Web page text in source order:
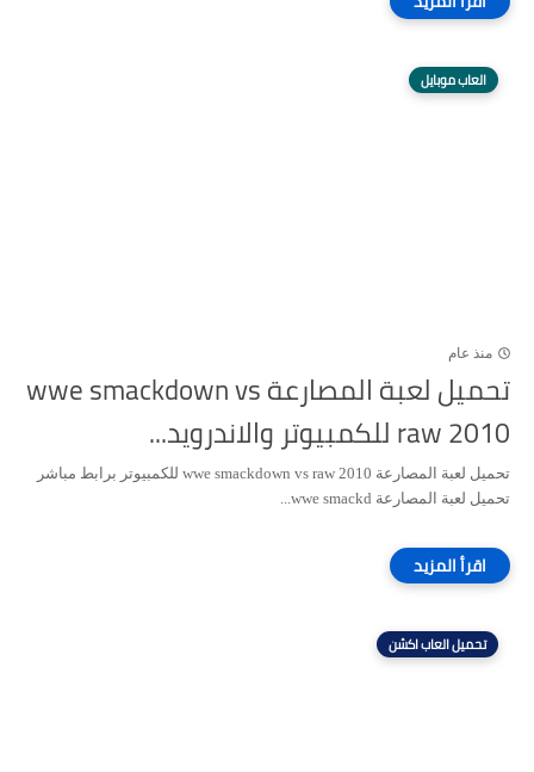
العاب موبايل
منذ عام
تحميل لعبة المصارعة wwe smackdown vs
raw 2010 للكمبيوتر والاندرويد...
تحميل لعبة المصارعة wwe smackdown vs raw 2010 للكمبيوتر برابط مباشر
تحميل لعبة المصارعة wwe smackd...
تحميل العاب اكشن